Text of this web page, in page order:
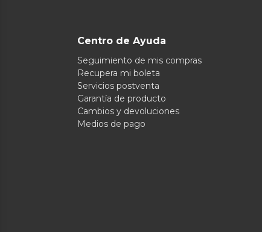
Centro de Ayuda
Seguimiento de mis compras
Recupera mi boleta
Servicios postventa
Garantía de producto
Cambios y devoluciones
Medios de pago